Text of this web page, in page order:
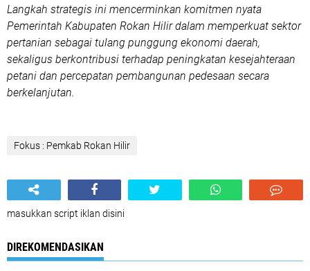
Langkah strategis ini mencerminkan komitmen nyata
Pemerintah Kabupaten Rokan Hilir dalam memperkuat sektor
pertanian sebagai tulang punggung ekonomi daerah,
sekaligus berkontribusi terhadap peningkatan kesejahteraan
petani dan percepatan pembangunan pedesaan secara
berkelanjutan.
Fokus : Pemkab Rokan Hilir
masukkan script iklan disini
DIREKOMENDASIKAN